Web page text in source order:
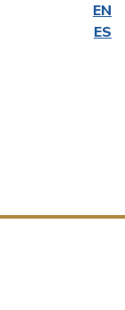
EN
ES